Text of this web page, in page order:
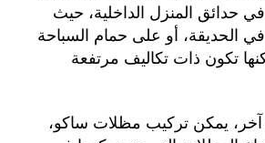
في حدائق المنزل الداخلية، حيث
في الحديقة، أو على حمام السباحة
تكون ذات تكاليف مرتفعة
يمكن تركيب مظلات ساكو،